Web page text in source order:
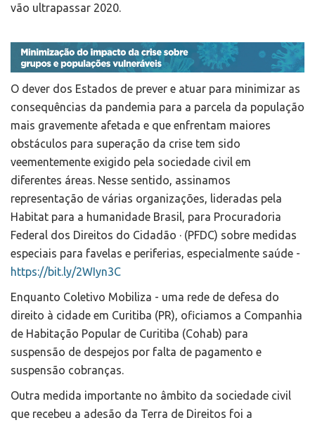
vão ultrapassar 2020.
O dever dos Estados de prever e atuar para minimizar as
consequências da pandemia para a parcela da população
mais gravemente afetada e que enfrentam maiores
obstáculos para superação da crise tem sido
veementemente exigido pela sociedade civil em
diferentes áreas. Nesse sentido, assinamos
representação de várias organizações, lideradas pela
Habitat para a humanidade Brasil, para Procuradoria
Federal dos Direitos do Cidadão · (PFDC) sobre medidas
especiais para favelas e periferias, especialmente saúde -
https://bit.ly/2WIyn3C
Enquanto Coletivo Mobiliza - uma rede de defesa do
direito à cidade em Curitiba (PR), oficiamos a Companhia
de Habitação Popular de Curitiba (Cohab) para
suspensão de despejos por falta de pagamento e
suspensão cobranças.
Outra medida importante no âmbito da sociedade civil
que recebeu a adesão da Terra de Direitos foi a